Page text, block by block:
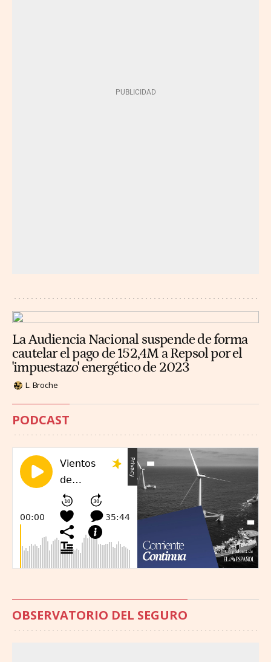
La Audiencia Nacional suspende de forma
cautelar el pago de 152,4M a Repsol por el
'impuestazo' energético de 2023
L. Broche
PODCAST
OBSERVATORIO DEL SEGURO